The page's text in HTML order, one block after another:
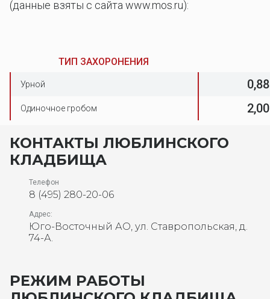
(данные взяты с сайта www.mos.ru):
ТИП ЗАХОРОНЕНИЯ
Урной
Одиночное гробом
КОНТАКТЫ ЛЮБЛИНСКОГО
КЛАДБИЩА
Телефон
8 (495) 280-20-06
Адрес:
Юго-Восточный АО, ул. Ставропольская, д.
74-А.
РЕЖИМ РАБОТЫ